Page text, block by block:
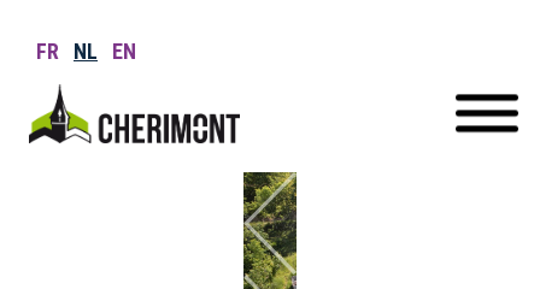
FR NL EN